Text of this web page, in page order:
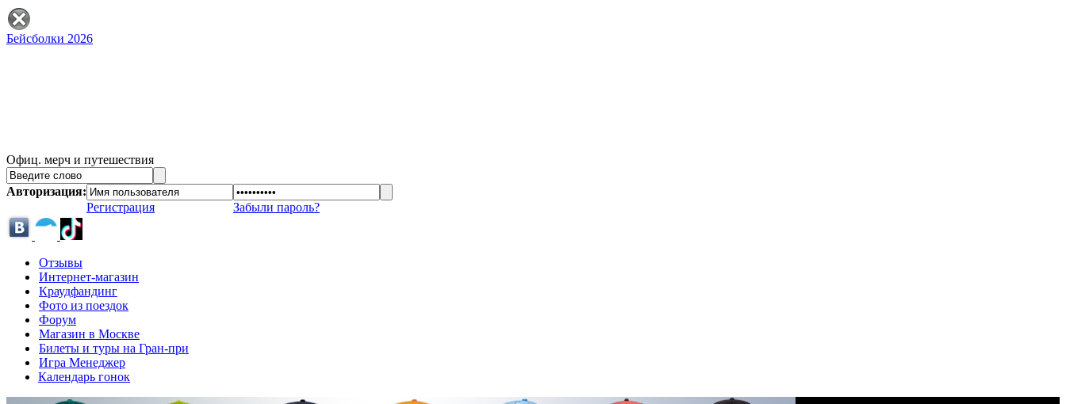
Бейсболки 2026
Офиц. мерч и путешествия
Авторизация:
Регистрация
Забыли пароль?
Отзывы
Интернет-магазин
Краудфандинг
Фото из поездок
Форум
Магазин в Москве
Билеты и туры на Гран-при
Игра Менеджер
Календарь гонок